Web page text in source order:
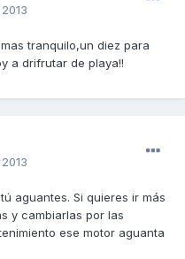
tranquilo,un diez para
a drifrutar de playa!!
aguantes. Si quieres ir más
y cambiarlas por las
ese motor aguanta